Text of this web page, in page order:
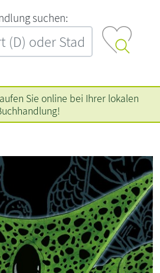
‍s‍u‍c‍h‍e‍n‍:‍
Sie online bei Ihrer lokalen